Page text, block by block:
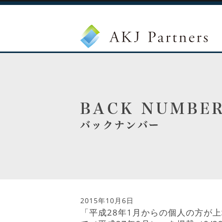
2015年10月6日
「平成28年1月からの個人の方が